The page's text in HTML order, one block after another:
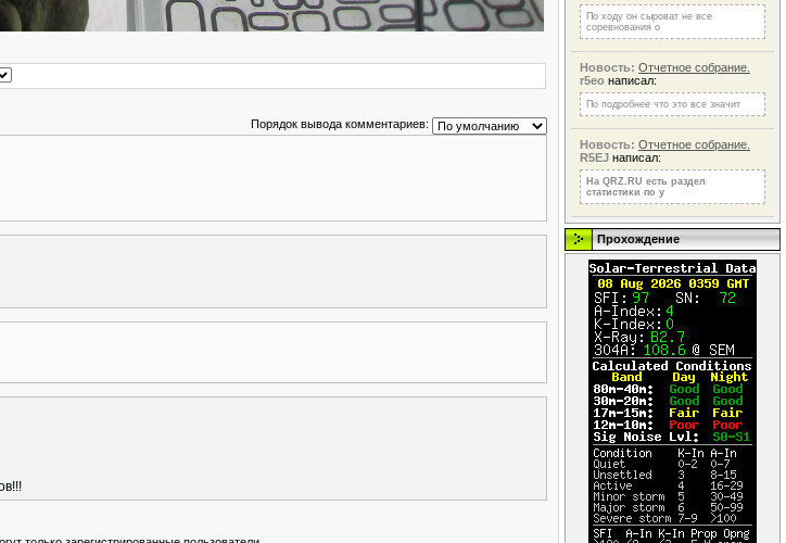
Порядок вывода комментариев:
По ходу он сыроват не все
соревнования о
Новость: Отчетное собрание.
r5eo написал:
По подробнее что это все значит
Новость: Отчетное собрание.
R5EJ написал:
На QRZ.RU есть раздел
статистики по у
Прохождение